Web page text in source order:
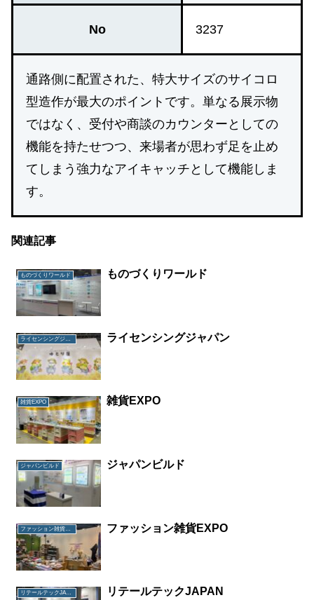
No 3237
通路側に配置された、特大サイズのサイコロ
型造作が最大のポイントです。単なる展示物
ではなく、受付や商談のカウンターとしての
機能を持たせつつ、来場者が思わず足を止め
てしまう強力なアイキャッチとして機能しま
す。
関連記事
ものづくりワールド ものづくりワールド
ライセンシングジャパン
雑貨EXPO 雑貨EXPO
ジャパンビルド ジャパンビルド
ファッション雑貨EXPO ファッション雑貨EXPO
リテールテックJAPAN リテールテックJAPAN